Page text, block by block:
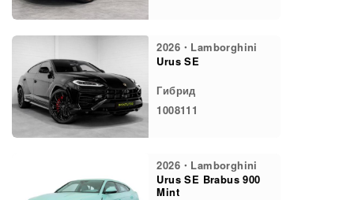
2026・Lamborghini
Urus SE
Гибрид
1008111
2026・Lamborghini
Urus SE Brabus 900
Mint